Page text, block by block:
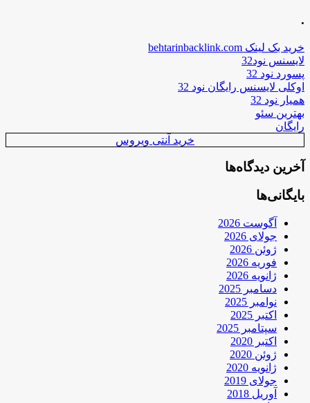
.
خرید بک لینک behtarinbacklink.com
لایسنس نود32
پسورد نود 32
اوکلی لایسنس رایگان نود 32
همیار نود 32
بهترین سئو
رایگان
خرید آنتی ویروس
آخرین دیدگاه‌ها
بایگانی‌ها
آگوست 2026
جولای 2026
ژوئن 2026
فوریه 2026
ژانویه 2026
دسامبر 2025
نوامبر 2025
اکتبر 2025
سپتامبر 2025
اکتبر 2020
ژوئن 2020
ژانویه 2020
جولای 2019
آوریل 2018